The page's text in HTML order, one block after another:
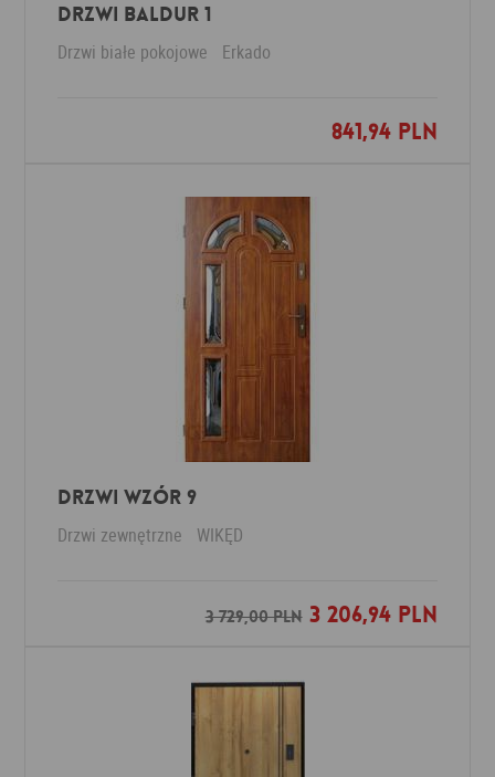
Drzwi Baldur 1
Drzwi białe pokojowe Erkado
841,94 PLN
Dodaj do ulubionych
Drzwi Wzór 9
Drzwi zewnętrzne WIKĘD
3 729,00 PLN3 206,94 PLN
Dodaj do ulubionych